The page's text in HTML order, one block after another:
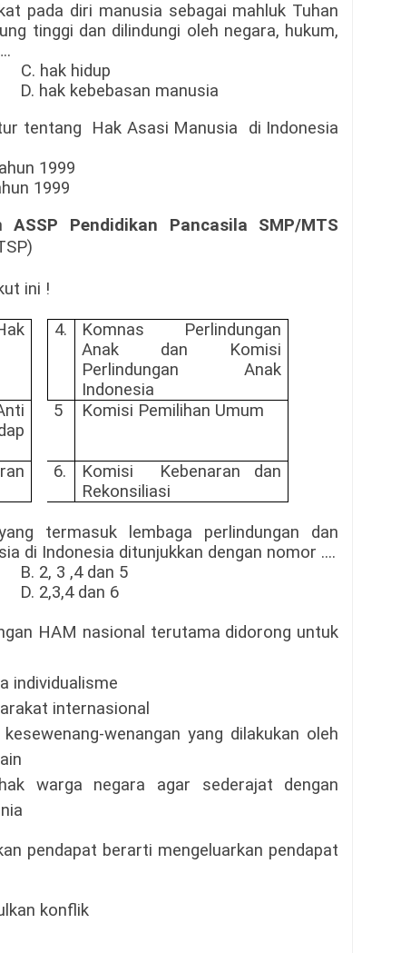
pada diri manusia sebagai mahluk Tuhan
tinggi dan dilindungi oleh negara, hukum,
hidup
kebebasan manusia
tentang Hak Asasi Manusia
di Indonesia
Tahun 1999
1999
ASSP Pendidikan Pancasila SMP/MTS
ini !
4.
Komnas Perlindungan
Anak dan Komisi
Perlindungan Anak
Indonesia
5 Komisi Pemilihan Umum
6.
Komisi Kebenaran dan
Rekonsiliasi
termasuk lembaga perlindungan dan
di Indonesia ditunjukkan dengan nomor ....
B. 2, 3 ,4 dan 5
D. 2,3,4 dan 6
HAM nasional terutama didorong untuk
individualisme
internasional
wenangan yang dilakukan oleh
warga negara agar sederajat dengan
pendapat berarti mengeluarkan pendapat
konflik